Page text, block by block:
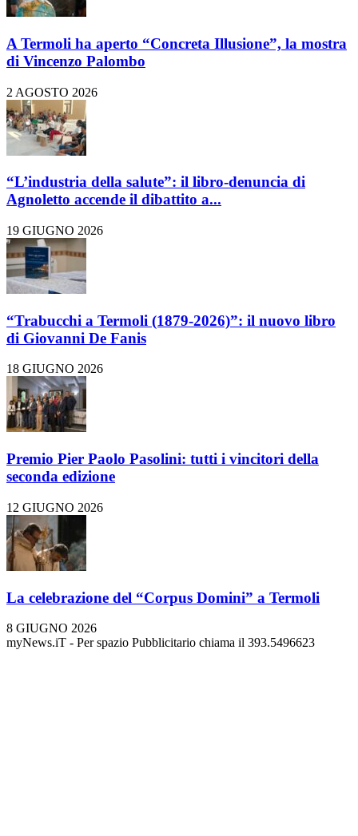
A Termoli ha aperto “Concreta Illusione”, la mostra
di Vincenzo Palombo
2 AGOSTO 2026
“L’industria della salute”: il libro-denuncia di
Agnoletto accende il dibattito a...
19 GIUGNO 2026
“Trabucchi a Termoli (1879-2026)”: il nuovo libro
di Giovanni De Fanis
18 GIUGNO 2026
Premio Pier Paolo Pasolini: tutti i vincitori della
seconda edizione
12 GIUGNO 2026
La celebrazione del “Corpus Domini” a Termoli
8 GIUGNO 2026
myNews.iT - Per spazio Pubblicitario chiama il 393.5496623